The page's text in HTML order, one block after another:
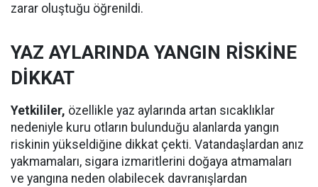
zarar oluştuğu öğrenildi.
YAZ AYLARINDA YANGIN RİSKİNE
DİKKAT
Yetkililer, özellikle yaz aylarında artan sıcaklıklar
nedeniyle kuru otların bulunduğu alanlarda yangın
riskinin yükseldiğine dikkat çekti. Vatandaşlardan anız
yakmamaları, sigara izmaritlerini doğaya atmamaları
ve yangına neden olabilecek davranışlardan